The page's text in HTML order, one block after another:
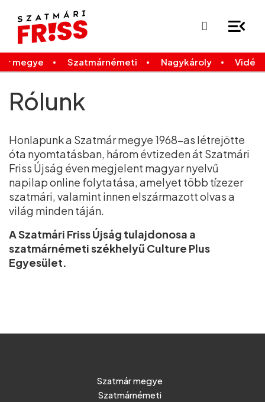
Legfrissebb
megye Szatmárnémeti Nagykároly Vidék
Rólunk
Honlapunk a Szatmár megye 1968-as létrejötte
óta nyomtatásban, három évtizeden át Szatmári
Friss Újság éven megjelent magyar nyelvű
napilap online folytatása, amelyet több tízezer
szatmári, valamint innen elszármazott olvas a
világ minden táján.
A Szatmári Friss Újság tulajdonosa a
szatmárnémeti székhelyű Culture Plus
Egyesület.
Szatmár megye
Szatmárnémeti